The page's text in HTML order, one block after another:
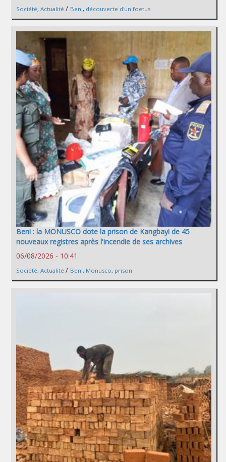
Société, Actualité / Beni, découverte d'un foetus
Beni : la MONUSCO dote la prison de Kangbayi de 45
nouveaux registres après l'incendie de ses archives
06/08/2026 - 10:41
Société, Actualité / Beni, Monusco, prison